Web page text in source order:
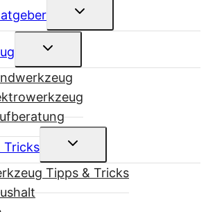
Untermenü
Untermenü
Tricks
Untermenü
Tipps & Tricks